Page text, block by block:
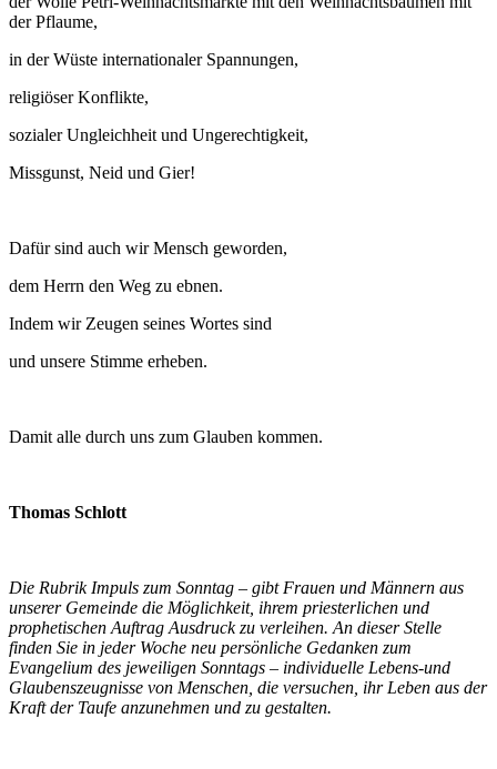
der Pflaume,
in der Wüste internationaler Spannungen,
religiöser Konflikte,
sozialer Ungleichheit und Ungerechtigkeit,
Missgunst, Neid und Gier!
Dafür sind auch wir Mensch geworden,
dem Herrn den Weg zu ebnen.
Indem wir Zeugen seines Wortes sind
und unsere Stimme erheben.
Damit alle durch uns zum Glauben kommen.
Thomas Schlott
Die Rubrik Impuls zum Sonntag – gibt Frauen und Männern aus
unserer Gemeinde die Möglichkeit, ihrem priesterlichen und
prophetischen Auftrag Ausdruck zu verleihen. An dieser Stelle
finden Sie in jeder Woche neu persönliche Gedanken zum
Evangelium des jeweiligen Sonntags – individuelle Lebens-und
Glaubenszeugnisse von Menschen, die versuchen, ihr Leben aus der
Kraft der Taufe anzunehmen und zu gestalten.